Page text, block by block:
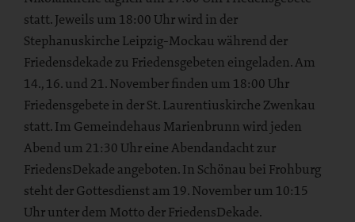
statt. Jeweils um 18:00 Uhr wird in der
Stephanuskirche Leipzig-Mockau während der
Friedensdekade zu Friedensgebeten eingeladen. Am
14., 16. und 21. November finden um 18:00 Uhr
Friedensgebete in der St. Laurentiuskirche Zwenkau
statt. Im Gemeindehaus Marienbrunn wird jeden
Abend um 21:30 Uhr eine Abendandacht zur
FriedensDekade angeboten. In Schönau bei Frohburg
steht der Gottesdienst am 19. November um 10:15
Uhr unter dem Motto der FriedensDekade.